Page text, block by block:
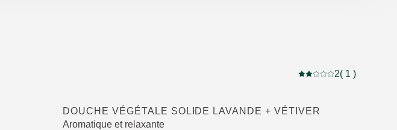
Note actuelle : 2 sur 5
2( 1 )
DOUCHE VÉGÉTALE SOLIDE LAVANDE + VÉTIVER
Aromatique et relaxante